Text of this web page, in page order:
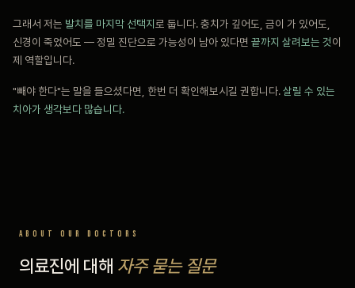
그래서 저는 발치를 마지막 선택지로 둡니다. 충치가 깊어도, 금이 가 있어도,
신경이 죽었어도 — 정밀 진단으로 가능성이 남아 있다면 끝까지 살려보는 것이
제 역할입니다.
"빼야 한다"는 말을 들으셨다면, 한번 더 확인해보시길 권합니다.살릴 수 있는
치아가 생각보다 많습니다.
ABOUT OUR DOCTORS
의료진에 대해 자주 묻는 질문